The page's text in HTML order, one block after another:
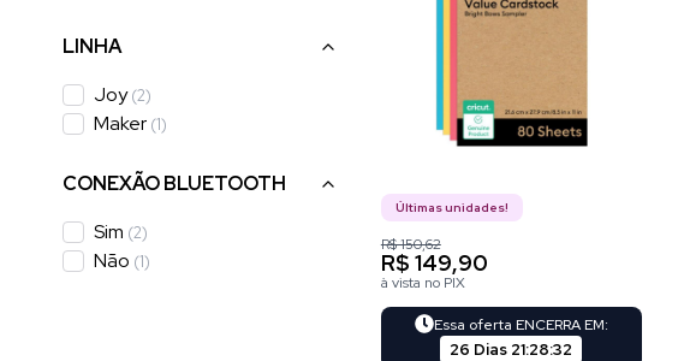
LINHA
Joy (2)
Maker (1)
CONEXÃO BLUETOOTH
Sim (2)
Não (1)
Últimas unidades!
R$ 150,62
R$ 149,90
à vista no PIX
Essa oferta ENCERRA EM:
26 Dias 21:28:31